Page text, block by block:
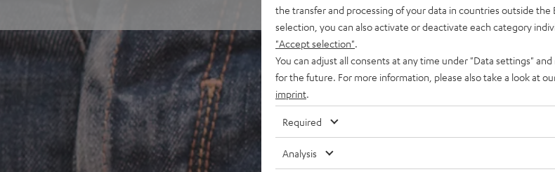
the transfer and processing of your data in countries outside the
selection, you can also activate or deactivate each category
"Accept selection"
You can adjust all consents at any time under "Data settings"
for the future. For more information, please also take a look at
imprint
Required
Analysis